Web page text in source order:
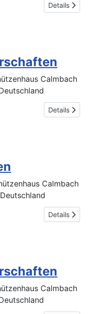
Details
Calmbach
Details
Calmbach
Details
Calmbach